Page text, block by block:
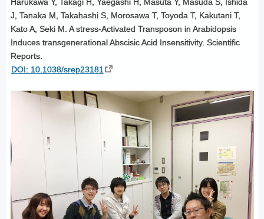
Harukawa Y, Takagi H, Yaegashi H, Masuta Y, Masuda S, Ishida
J, Tanaka M, Takahashi S, Morosawa T, Toyoda T, Kakutani T,
Kato A, Seki M. A stress-Activated Transposon in Arabidopsis
Induces transgenerational Abscisic Acid Insensitivity. Scientific
Reports.
DOI: 10.1038/srep23181